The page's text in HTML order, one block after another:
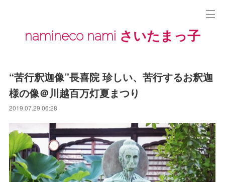
namineco nami さいたまっ子
“苦行釈迦像”長喜院 珍しい、苦行するお釈迦
様の像＠川越百万灯夏まつり
2019.07.29 06:28